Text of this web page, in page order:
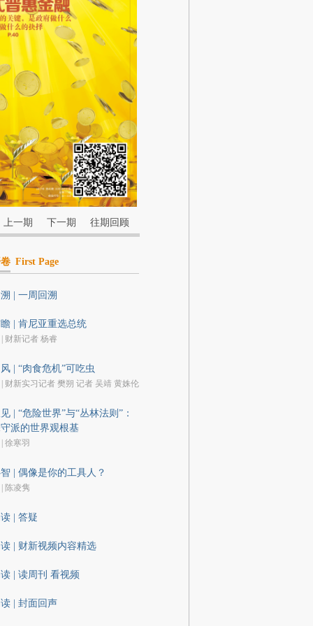
上一期 下一期 往期回顾
First Page
| 一周回溯
| 肯尼亚重选总统
财新记者 杨睿
| “肉食危机”可吃虫
财新实习记者 樊朔 记者 吴靖 黄姝伦
| “危险世界”与“丛林法则”：
派的世界观根基
徐寒羽
| 偶像是你的工具人？
陈凌隽
| 答疑
| 财新视频内容精选
| 读周刊 看视频
| 封面回声